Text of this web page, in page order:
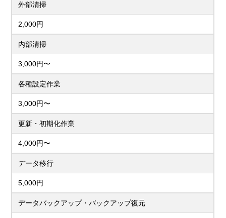
外部清掃
2,000円
内部清掃
3,000円〜
各種設定作業
3,000円〜
更新・初期化作業
4,000円〜
データ移行
5,000円
データバックアップ・バックアップ復元